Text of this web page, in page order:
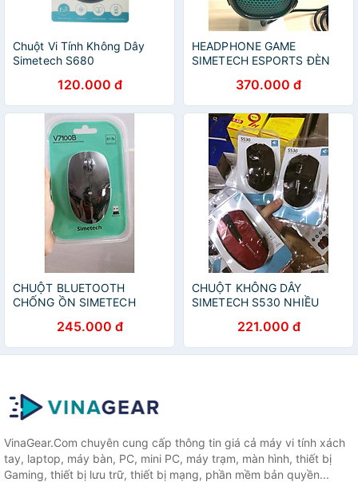
Chuột Vi Tính Không Dây
Simetech S680
120.000 đ
HEADPHONE GAME
SIMETECH ESPORTS ĐÈN
CHÍNH HÃNG370.000 đ
CHUỘT BLUETOOTH
CHỐNG ỒN SIMETECH
HÃNG GIAO MÀU NGẪU
NHIÊN
245.000 đ
CHUỘT KHÔNG DÂY
SIMETECH S530 NHIỀU
221.000 đ
VinaGear.Com chuyên cung cấp thông tin giá cả máy vi tính xách
tay, laptop, máy bàn, PC, mini PC, máy trạm, màn hình, thiết bị
Gaming, thiết bị lưu trữ, thiết bị mạng, phần mềm bản quyền...